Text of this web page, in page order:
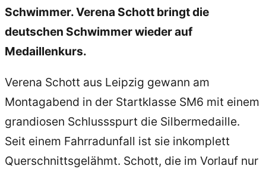
Schwimmer. Verena Schott bringt die
deutschen Schwimmer wieder auf
Medaillenkurs.
Verena Schott aus Leipzig gewann am
Montagabend in der Startklasse SM6 mit einem
grandiosen Schlussspurt die Silbermedaille.
Seit einem Fahrradunfall ist sie inkomplett
Querschnittsgelähmt. Schott, die im Vorlauf nur